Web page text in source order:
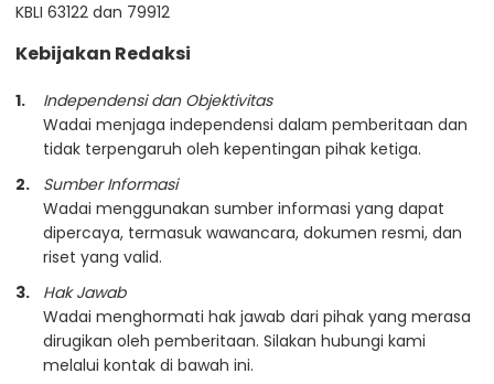
KBLI 63122 dan 79912
Kebijakan Redaksi
Independensi dan Objektivitas
Wadai menjaga independensi dalam pemberitaan dan
tidak terpengaruh oleh kepentingan pihak ketiga.
Sumber Informasi
Wadai menggunakan sumber informasi yang dapat
dipercaya, termasuk wawancara, dokumen resmi, dan
riset yang valid.
Hak Jawab
Wadai menghormati hak jawab dari pihak yang merasa
dirugikan oleh pemberitaan. Silakan hubungi kami
melalui kontak di bawah ini.